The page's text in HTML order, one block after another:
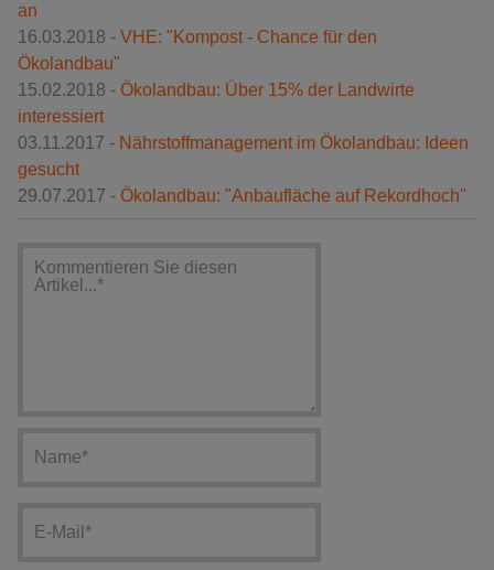
an
16.03.2018 - VHE: "Kompost - Chance für den
Ökolandbau"
15.02.2018 - Ökolandbau: Über 15% der Landwirte
interessiert
03.11.2017 - Nährstoffmanagement im Ökolandbau: Ideen
gesucht
29.07.2017 - Ökolandbau: "Anbaufläche auf Rekordhoch"